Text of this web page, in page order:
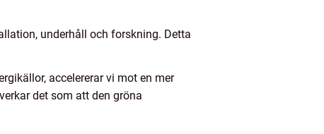
underhåll och forskning. Detta
accelererar vi mot en mer
det som att den gröna